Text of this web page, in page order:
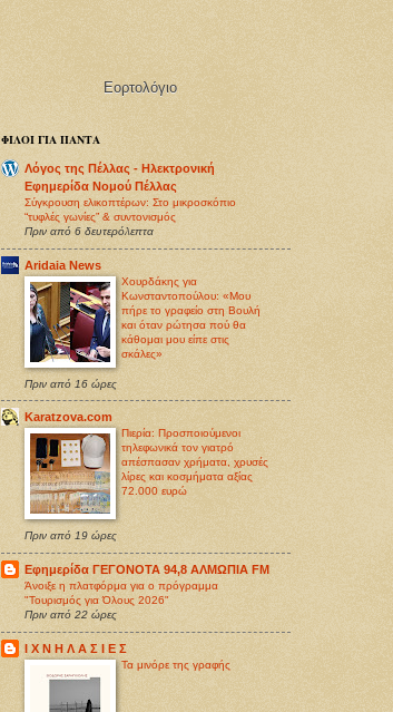
Εορτολόγιο
ΦΙΛΟΙ ΓΙΑ ΠΑΝΤΑ
Λόγος της Πέλλας - Ηλεκτρονική
Εφημερίδα Νομού Πέλλας
Σύγκρουση ελικοπτέρων: Στο μικροσκόπιο
“τυφλές γωνίες” & συντονισμός
Πριν από 6 δευτερόλεπτα
Aridaia News
Χουρδάκης για
Κωνσταντοπούλου: «Μου
πήρε το γραφείο στη Βουλή
και όταν ρώτησα πού θα
κάθομαι μου είπε στις
σκάλες»
Πριν από 16 ώρες
Karatzova.com
Πιερία: Προσποιούμενοι
τηλεφωνικά τον γιατρό
απέσπασαν χρήματα, χρυσές
λίρες και κοσμήματα αξίας
72.000 ευρώ
Πριν από 19 ώρες
Εφημερίδα ΓΕΓΟΝΟΤΑ 94,8 ΑΛΜΩΠΙΑ FM
Άνοιξε η πλατφόρμα για ο πρόγραμμα
"Τουρισμός για Όλους 2026"
Πριν από 22 ώρες
Ι Χ Ν Η Λ Α Σ Ι Ε Σ
Τα μινόρε της γραφής